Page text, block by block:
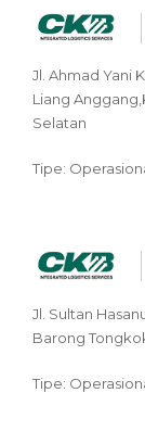
Jl. Ahmad Yani
Liang
Selatan
Tipe:
Jl. Sultan
Barong
Tipe: